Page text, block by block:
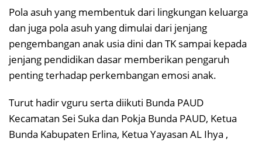
Pola asuh yang membentuk dari lingkungan keluarga
dan juga pola asuh yang dimulai dari jenjang
pengembangan anak usia dini dan TK sampai kepada
jenjang pendidikan dasar memberikan pengaruh
penting terhadap perkembangan emosi anak.
Turut hadir vguru serta diikuti Bunda PAUD
Kecamatan Sei Suka dan Pokja Bunda PAUD, Ketua
Bunda Kabupaten Erlina, Ketua Yayasan AL Ihya ,